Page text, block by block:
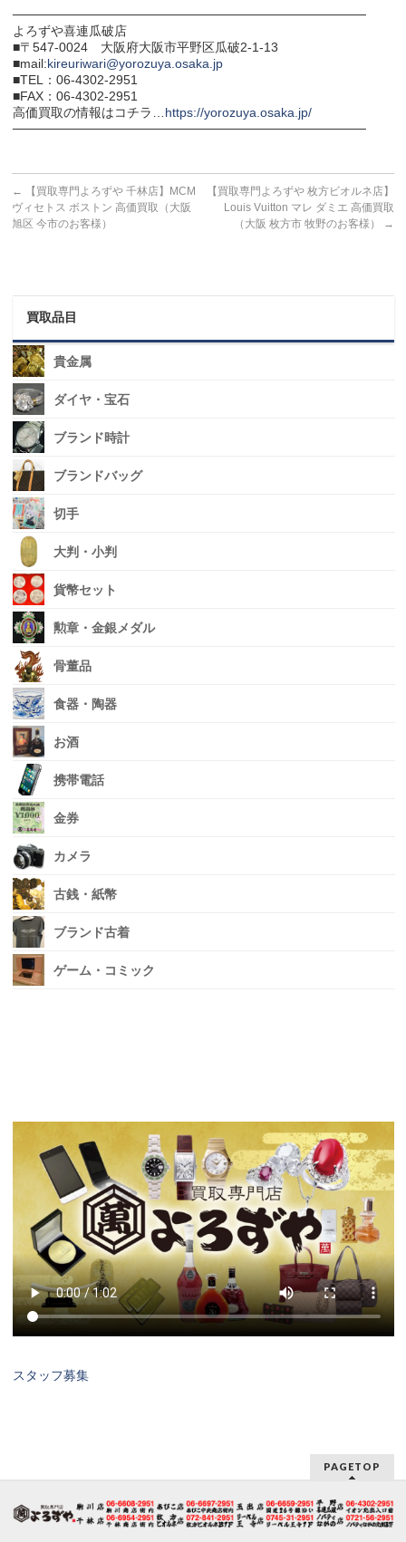
───────────────────────────────────────
よろずや喜連瓜破店
■〒547-0024 大阪府大阪市平野区瓜破2-1-13
■mail:kireuriwari@yorozuya.osaka.jp
■TEL：06-4302-2951
■FAX：06-4302-2951
高価買取の情報はコチラ… https://yorozuya.osaka.jp/
───────────────────────────────────────
←
【買取専門よろずや 千林店】MCM
ヴィセトス ボストン 高価買取（大阪
旭区 今市のお客様）
【買取専門よろずや 枚方ビオルネ店】
Louis Vuitton マレ ダミエ 高価買取
（大阪 枚方市 牧野のお客様）
→
買取品目
貴金属
ダイヤ・宝石
ブランド時計
ブランドバッグ
切手
大判・小判
貨幣セット
勲章・金銀メダル
骨董品
食器・陶器
お酒
携帯電話
金券
カメラ
古銭・紙幣
ブランド古着
ゲーム・コミック
スタッフ募集
PAGETOP